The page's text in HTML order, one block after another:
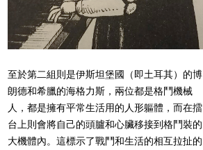
至於第二組則是伊斯坦堡國（即土耳其）的博
朗德和希臘的海格力斯，兩位都是格鬥機械
人，都是擁有平常生活用的人形軀體，而在擂
台上則會將自己的頭臚和心臟移接到格鬥裝的
大機體內。這標示了戰鬥和生活的相互拉扯的